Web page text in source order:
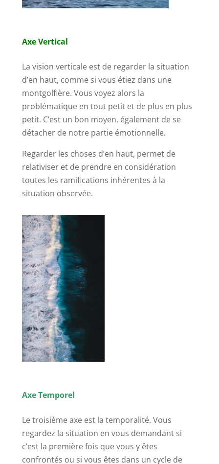
Axe Vertical
La vision verticale est de regarder la situation
d’en haut, comme si vous étiez dans une
montgolfière. Vous voyez alors la
problématique en tout petit et de plus en plus
petit. C’est un bon moyen, également de se
détacher de notre partie émotionnelle.
Regarder les choses d’en haut, permet de
relativiser et de prendre en considération
toutes les ramifications inhérentes à la
situation observée.
Axe Temporel
Le troisième axe est la temporalité. Vous
regardez la situation en vous demandant si
c’est la première fois que vous y êtes
confrontés ou si vous êtes dans un cycle de